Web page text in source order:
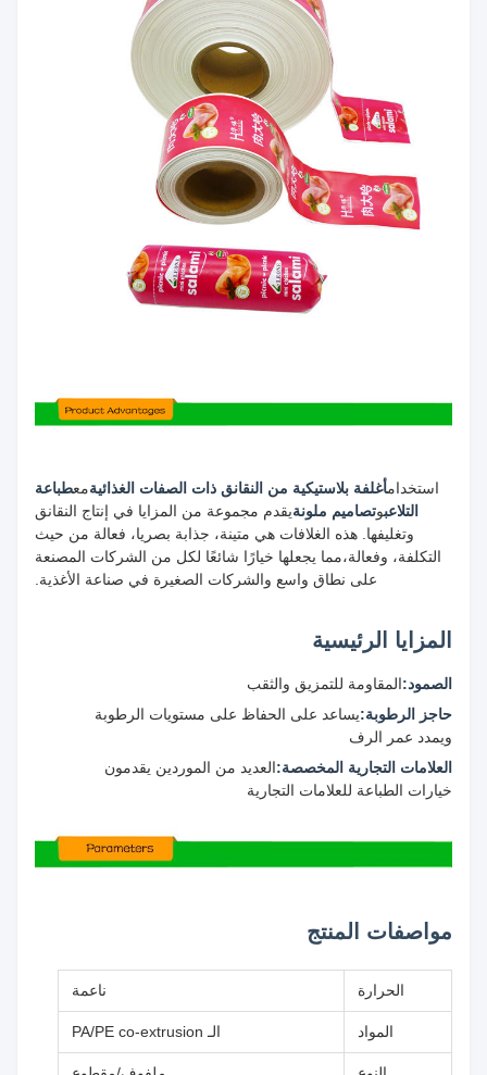
استخدامأغلفة بلاستيكية من النقانق ذات الصفات الغذائيةمعطباعة
التلاعبوتصاميم ملونةيقدم مجموعة من المزايا في إنتاج النقانق
وتغليفها. هذه الغلافات هي متينة، جذابة بصريا، فعالة من حيث
التكلفة، وفعالة،مما يجعلها خيارًا شائعًا لكل من الشركات المصنعة
على نطاق واسع والشركات الصغيرة في صناعة الأغذية.
المزايا الرئيسية
الصمود:المقاومة للتمزيق والثقب
حاجز الرطوبة:يساعد على الحفاظ على مستويات الرطوبة
ويمدد عمر الرف
العلامات التجارية المخصصة:العديد من الموردين يقدمون
خيارات الطباعة للعلامات التجارية
مواصفات المنتج
الحرارة ناعمة
المواد الـ PA/PE co-extrusion